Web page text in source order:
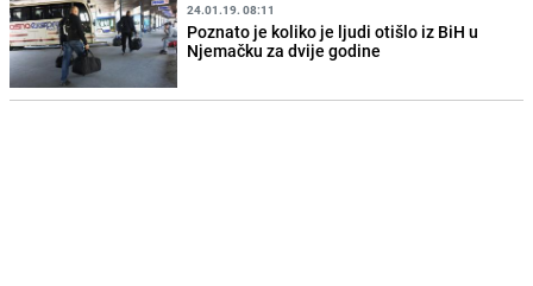
24.01.19. 08:11
Poznato je koliko je ljudi otišlo iz BiH u
Njemačku za dvije godine